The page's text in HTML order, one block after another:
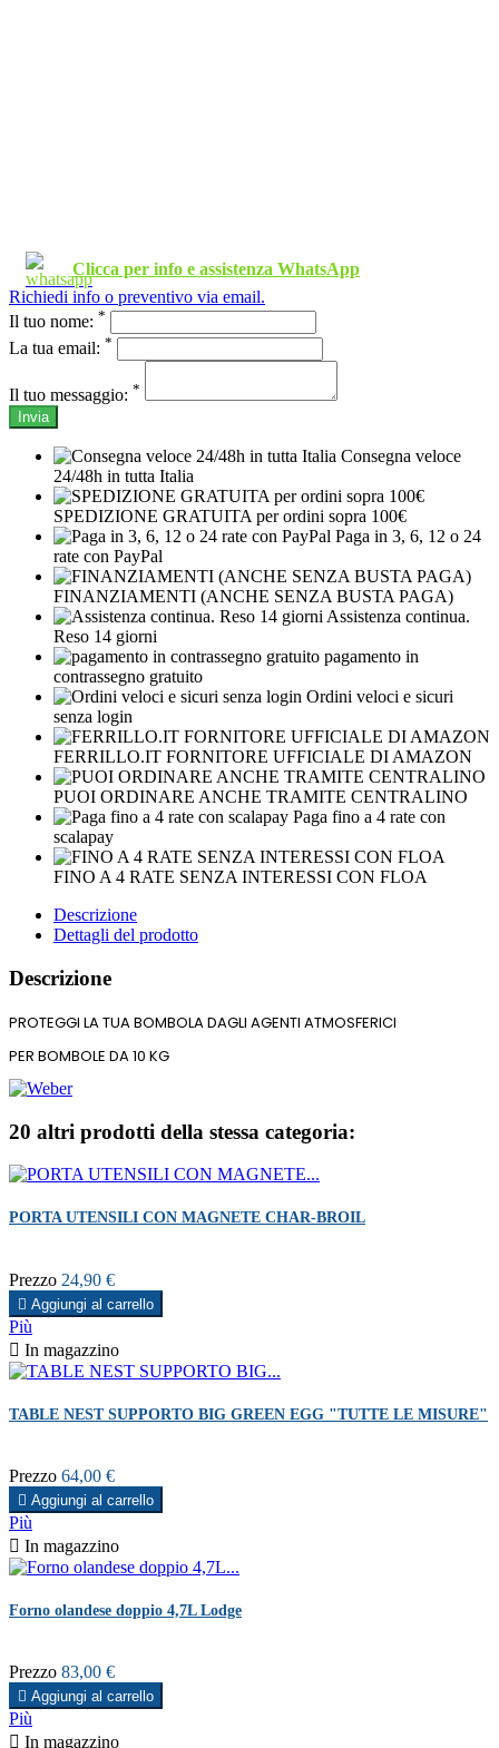
Clicca per info e assistenza WhatsApp
Richiedi info o preventivo via email.
Il tuo nome: *
La tua email: *
Il tuo messaggio: *
Invia
Consegna veloce
24/48h in tutta Italia
SPEDIZIONE GRATUITA per ordini sopra 100€
Paga in 3, 6, 12 o 24
rate con PayPal
FINANZIAMENTI (ANCHE SENZA BUSTA PAGA)
Assistenza continua.
Reso 14 giorni
pagamento in
contrassegno gratuito
Ordini veloci e sicuri
senza login
FERRILLO.IT FORNITORE UFFICIALE DI AMAZON
PUOI ORDINARE ANCHE TRAMITE CENTRALINO
Paga fino a 4 rate con
scalapay
FINO A 4 RATE SENZA INTERESSI CON FLOA
Descrizione
Dettagli del prodotto
Descrizione
PROTEGGI LA TUA BOMBOLA DAGLI AGENTI ATMOSFERICI
PER BOMBOLE DA 10 KG
20 altri prodotti della stessa categoria:
PORTA UTENSILI CON MAGNETE CHAR-BROIL
Prezzo 24,90 €
 Aggiungi al carrello
Più
 In magazzino
TABLE NEST SUPPORTO BIG GREEN EGG "TUTTE LE MISURE"
Prezzo 64,00 €
 Aggiungi al carrello
Più
 In magazzino
Forno olandese doppio 4,7L Lodge
Prezzo 83,00 €
 Aggiungi al carrello
Più
 In magazzino